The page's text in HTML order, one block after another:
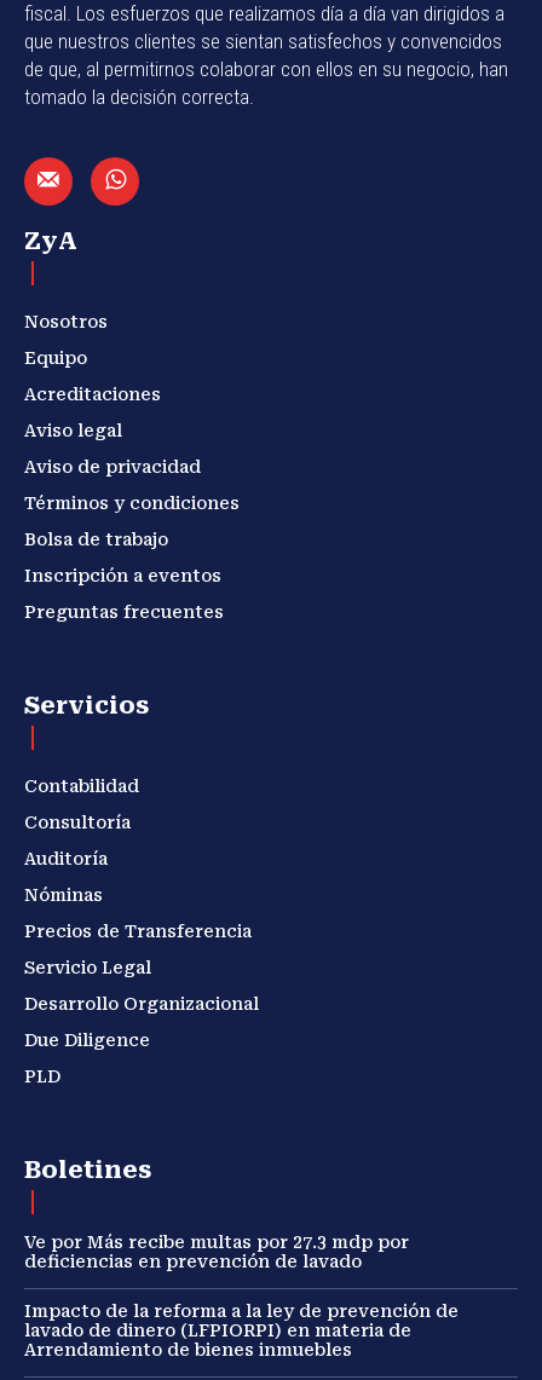
fiscal. Los esfuerzos que realizamos día a día van dirigidos a
que nuestros clientes se sientan satisfechos y convencidos
de que, al permitirnos colaborar con ellos en su negocio, han
tomado la decisión correcta.
ZyA
Nosotros
Equipo
Acreditaciones
Aviso legal
Aviso de privacidad
Términos y condiciones
Bolsa de trabajo
Inscripción a eventos
Preguntas frecuentes
Servicios
Contabilidad
Consultoría
Auditoría
Nóminas
Precios de Transferencia
Servicio Legal
Desarrollo Organizacional
Due Diligence
PLD
Boletines
Ve por Más recibe multas por 27.3 mdp por
deficiencias en prevención de lavado
Impacto de la reforma a la ley de prevención de
lavado de dinero (LFPIORPI) en materia de
Arrendamiento de bienes inmuebles